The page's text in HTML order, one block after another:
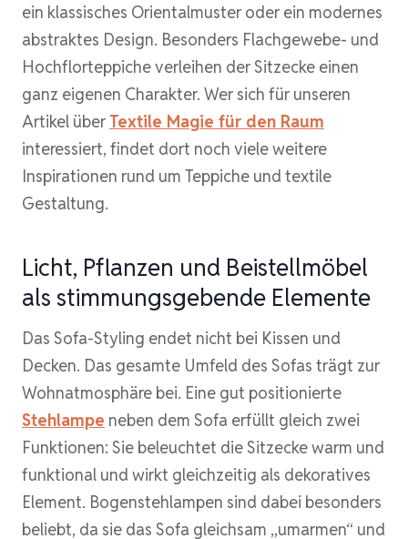
ein klassisches Orientalmuster oder ein modernes
abstraktes Design. Besonders Flachgewebe- und
Hochflorteppiche verleihen der Sitzecke einen
ganz eigenen Charakter. Wer sich für unseren
Artikel überTextile Magie für den Raum
interessiert, findet dort noch viele weitere
Inspirationen rund um Teppiche und textile
Gestaltung.
Licht, Pflanzen und Beistellmöbel
als stimmungsgebende Elemente
Das Sofa-Styling endet nicht bei Kissen und
Decken. Das gesamte Umfeld des Sofas trägt zur
Wohnatmosphäre bei. Eine gut positionierte
Stehlampe neben dem Sofa erfüllt gleich zwei
Funktionen: Sie beleuchtet die Sitzecke warm und
funktional und wirkt gleichzeitig als dekoratives
Element. Bogenstehlampen sind dabei besonders
beliebt, da sie das Sofa gleichsam „umarmen“ und